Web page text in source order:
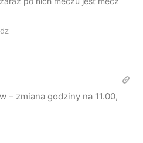
– zmiana godziny na 11.00,